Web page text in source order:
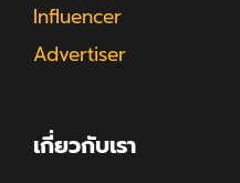
Influencer
Advertiser
เกี่ยวกับเรา